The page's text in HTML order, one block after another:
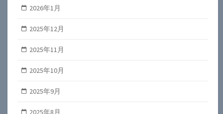
2026年1月
2025年12月
2025年11月
2025年10月
2025年9月
2025年8月